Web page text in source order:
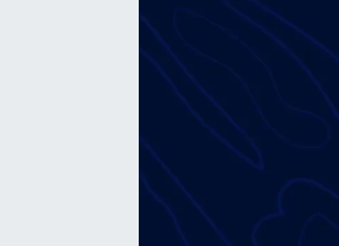
KÜLTÜR SANAT
POLİTİKA